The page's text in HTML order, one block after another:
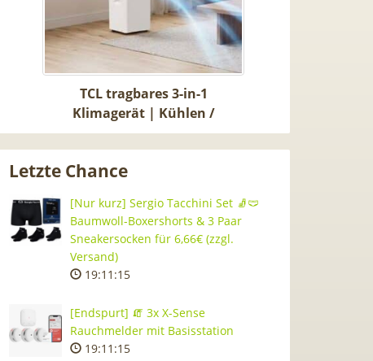
TCL tragbares 3-in-1
Klimagerät | Kühlen /
Luftentfeuchten | 9.000 BTU |
App- & Smart-Home-
Integration
19€ + 20GB
Letzte Chance
[Nur kurz] Sergio Tacchini Set 🧦🩲
Baumwoll-Boxershorts & 3 Paar
Sneakersocken für 6,66€ (zzgl.
Versand)
19:11:15
[Endspurt] 🧯 3x X-Sense
Rauchmelder mit Basisstation
19:11:15